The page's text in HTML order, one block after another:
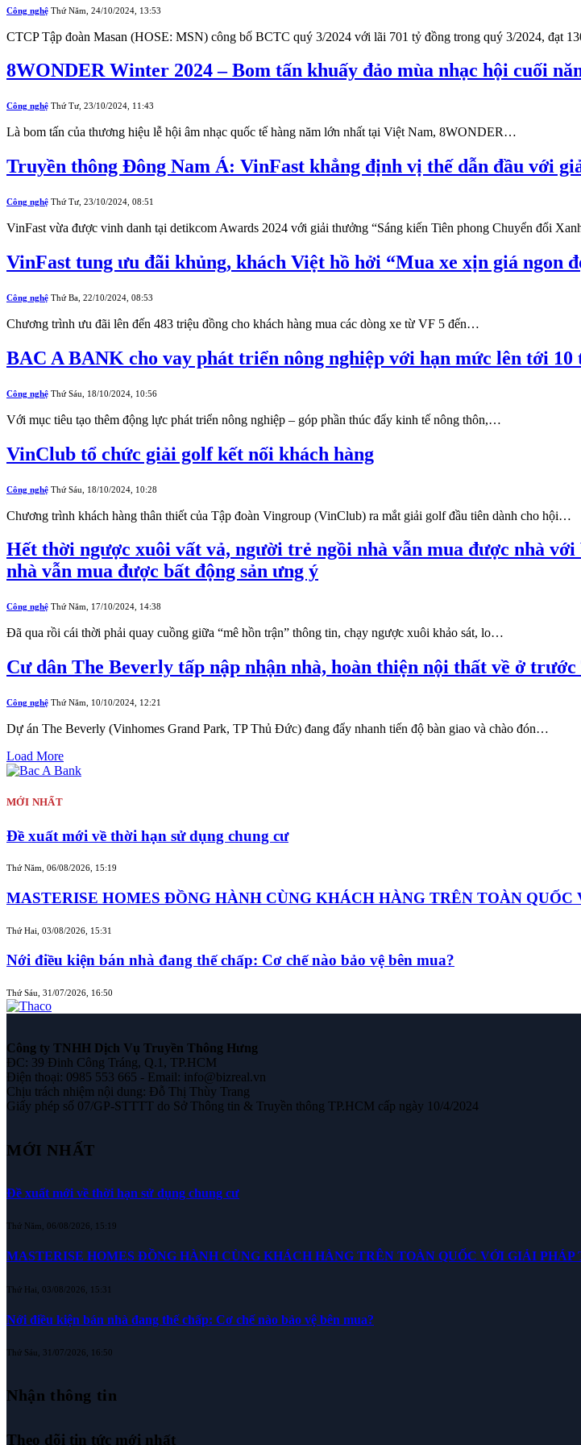
Công nghệ Thứ Năm, 24/10/2024, 13:53
CTCP Tập đoàn Masan (HOSE: MSN) công bố BCTC quý 3/2024 với lãi 701 tỷ đồng trong quý 3/2024, đạt
8WONDER Winter 2024 – Bom tấn khuấy đảo mùa nhạc hội cuối
Công nghệ Thứ Tư, 23/10/2024, 11:43
Là bom tấn của thương hiệu lễ hội âm nhạc quốc tế hàng năm lớn nhất tại Việt Nam, 8WONDER…
Truyền thông Đông Nam Á: VinFast khẳng định vị thế dẫn đầu với
Công nghệ Thứ Tư, 23/10/2024, 08:51
VinFast vừa được vinh danh tại detikcom Awards 2024 với giải thưởng “Sáng kiến Tiên phong Chuyển đổi
VinFast tung ưu đãi khủng, khách Việt hồ hởi “Mua xe xịn giá ngon
Công nghệ Thứ Ba, 22/10/2024, 08:53
Chương trình ưu đãi lên đến 483 triệu đồng cho khách hàng mua các dòng xe từ VF 5 đến…
BAC A BANK cho vay phát triển nông nghiệp với hạn mức lên tới 10
Công nghệ Thứ Sáu, 18/10/2024, 10:56
Với mục tiêu tạo thêm động lực phát triển nông nghiệp – góp phần thúc đẩy kinh tế nông thôn,…
​VinClub tổ chức giải golf kết nối khách hàng
Công nghệ Thứ Sáu, 18/10/2024, 10:28
Chương trình khách hàng thân thiết của Tập đoàn Vingroup (VinClub) ra mắt giải golf đầu tiên dành cho hội…
Hết thời ngược xuôi vất vả, người trẻ ngồi nhà vẫn mua được nhà
nhà vẫn mua được bất động sản ưng ý
Công nghệ Thứ Năm, 17/10/2024, 14:38
Đã qua rồi cái thời phải quay cuồng giữa “mê hồn trận” thông tin, chạy ngược xuôi khảo sát, lo…
Cư dân The Beverly tấp nập nhận nhà, hoàn thiện nội thất về ở
Công nghệ Thứ Năm, 10/10/2024, 12:21
Dự án The Beverly (Vinhomes Grand Park, TP Thủ Đức) đang đẩy nhanh tiến độ bàn giao và chào đón…
Load More
MỚI NHẤT
Đề xuất mới về thời hạn sử dụng chung cư
Thứ Năm, 06/08/2026, 15:19
MASTERISE HOMES ĐỒNG HÀNH CÙNG KHÁCH HÀNG TRÊN TOÀN
Thứ Hai, 03/08/2026, 15:31
Nới điều kiện bán nhà đang thế chấp: Cơ chế nào bảo vệ bên mua?
Thứ Sáu, 31/07/2026, 16:50
Công ty TNHH Dịch Vụ Truyền Thông Hưng
ĐC: 39 Đinh Công Tráng, Q.1, TP.HCM
Điện thoại: 0985 553 665 - Email: info@bizreal.vn
Chịu trách nhiệm nội dung: Đỗ Thị Thùy Trang
Giấy phép số 07/GP-STTTT do Sở Thông tin & Truyền thông TP.HCM cấp ngày 10/4/2024
MỚI NHẤT
Đề xuất mới về thời hạn sử dụng chung cư
Thứ Năm, 06/08/2026, 15:19
MASTERISE HOMES ĐỒNG HÀNH CÙNG KHÁCH HÀNG TRÊN TOÀN QUỐC VỚI GIẢI
Thứ Hai, 03/08/2026, 15:31
Nới điều kiện bán nhà đang thế chấp: Cơ chế nào bảo vệ bên mua?
Thứ Sáu, 31/07/2026, 16:50
Nhận thông tin
Theo dõi tin tức mới nhất